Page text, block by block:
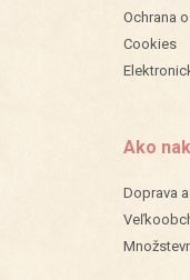
Ochrana
Cookies
Ako
Doprava